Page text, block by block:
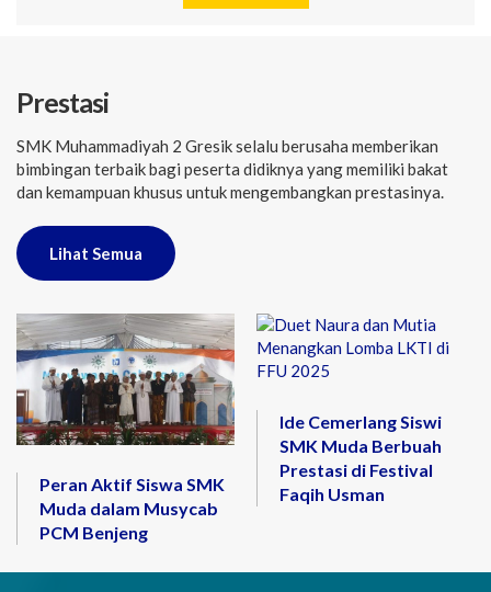
Prestasi
SMK Muhammadiyah 2 Gresik selalu berusaha memberikan
bimbingan terbaik bagi peserta didiknya yang memiliki bakat
dan kemampuan khusus untuk mengembangkan prestasinya.
Lihat Semua
Peran Aktif Siswa SMK
Muda dalam Musycab
PCM Benjeng
Ide Cemerlang Siswi
SMK Muda Berbuah
Prestasi di Festival
Faqih Usman